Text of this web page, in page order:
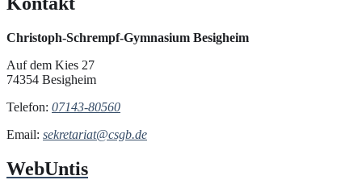
Christoph-Schrempf-Gymnasium Besigheim
Auf dem Kies 27
74354 Besigheim
Telefon: 07143-80560
Email: sekretariat@csgb.de
WebUntis